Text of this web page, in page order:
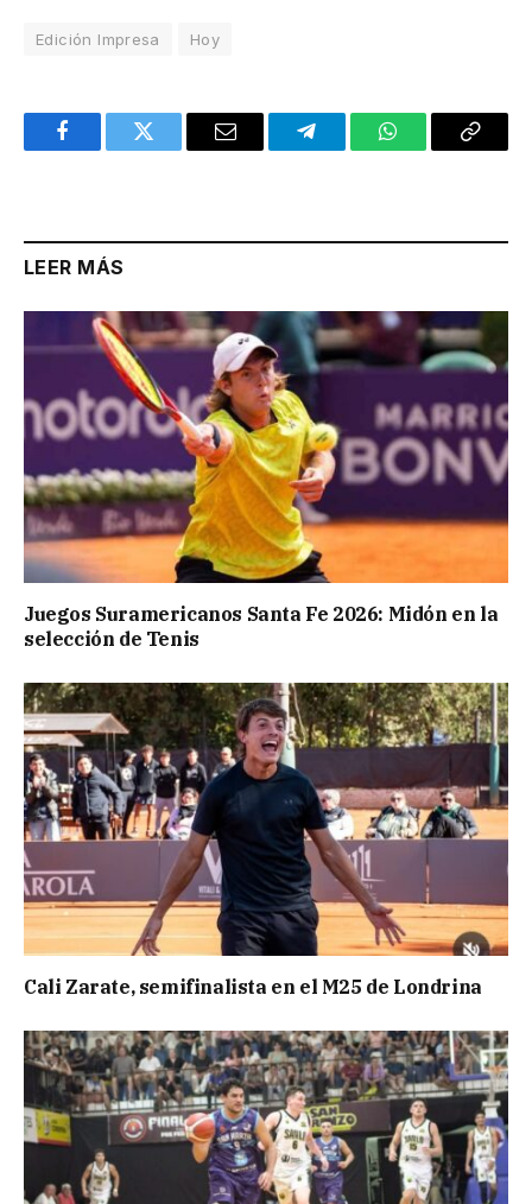
Edición Impresa Hoy
FacebookTwitter Email TelegramWhatsAppCopy
LEER MÁS
Juegos Suramericanos Santa Fe 2026: Midón en la
selección de Tenis
Cali Zarate, semifinalista en el M25 de Londrina